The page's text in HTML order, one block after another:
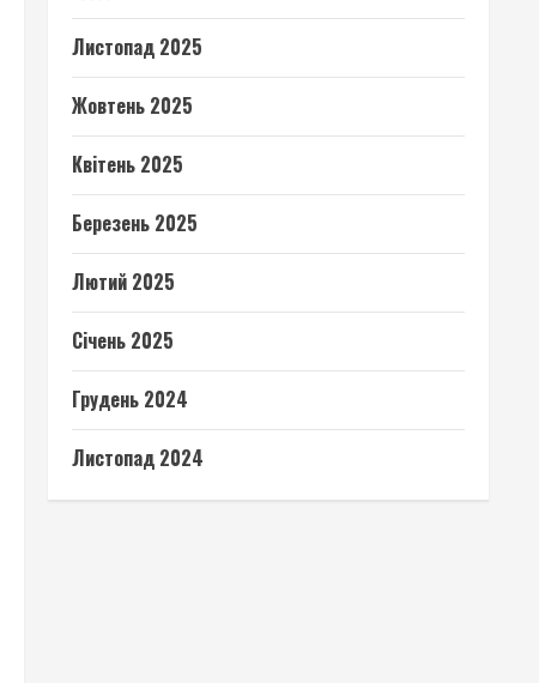
Листопад 2025
Жовтень 2025
Квітень 2025
Березень 2025
Лютий 2025
Січень 2025
Грудень 2024
Листопад 2024